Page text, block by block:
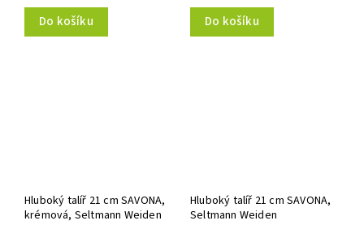
Do košíku Do košíku
Hluboký talíř 21 cm SAVONA,
krémová, Seltmann Weiden
Hluboký talíř 21 cm SAVONA,
Seltmann Weiden